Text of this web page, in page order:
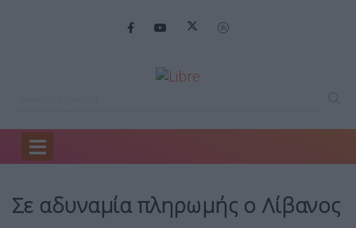
Home
Σε αδυναμία πληρωμής ο Λίβανος